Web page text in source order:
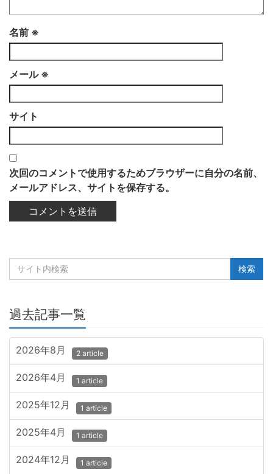
名前 ※
メール ※
サイト
次回のコメントで使用するためブラウザーに自分の名前、
メールアドレス、サイトを保存する。
過去記事一覧
2026年8月 2 article
2026年4月 1 article
2025年12月 1 article
2025年4月 1 article
2024年12月 1 article